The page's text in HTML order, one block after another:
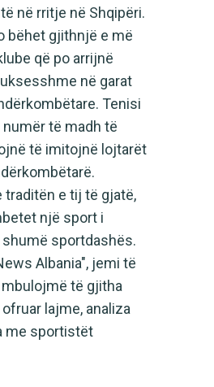
në rritje në Shqipëri.
bëhet gjithnjë e më
që po arrijnë
në garat
Tenisi
të madh të
të imitojnë lojtarët
traditën e tij të gjatë,
një sport i
sportdashës.
Albania", jemi të
të gjitha
lajme, analiza
me sportistët